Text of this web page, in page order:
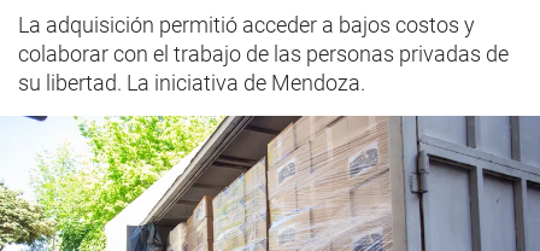
La adquisición permitió acceder a bajos costos y
colaborar con el trabajo de las personas privadas de
su libertad. La iniciativa de Mendoza.